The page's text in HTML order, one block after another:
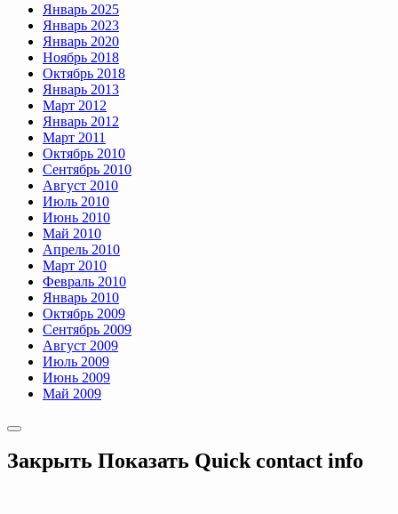
Январь 2025
Январь 2023
Январь 2020
Ноябрь 2018
Октябрь 2018
Январь 2013
Март 2012
Январь 2012
Март 2011
Октябрь 2010
Сентябрь 2010
Август 2010
Июль 2010
Июнь 2010
Май 2010
Апрель 2010
Март 2010
Февраль 2010
Январь 2010
Октябрь 2009
Сентябрь 2009
Август 2009
Июль 2009
Июнь 2009
Май 2009
Закрыть Показать Quick contact info